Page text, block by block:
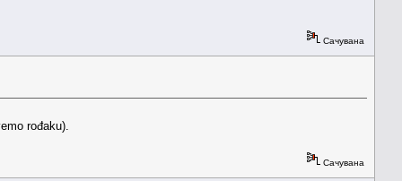
Сачувана
rođaku).
Сачувана